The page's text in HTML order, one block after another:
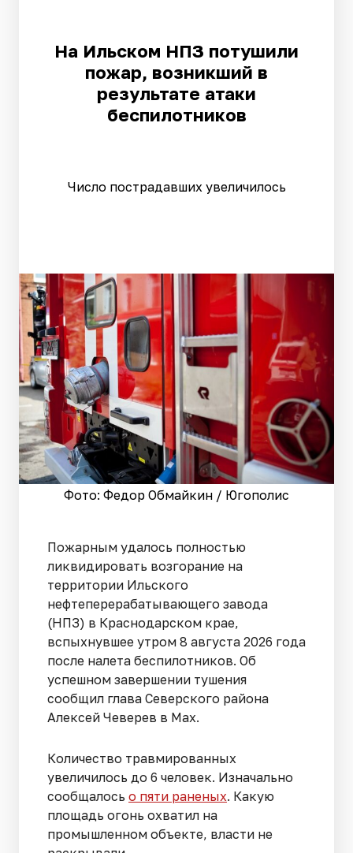
На Ильском НПЗ потушили
пожар, возникший в
результате атаки
беспилотников
Число пострадавших увеличилось
Фото: Федор Обмайкин / Югополис
Пожарным удалось полностью
ликвидировать возгорание на
территории Ильского
нефтеперерабатывающего завода
(НПЗ) в Краснодарском крае,
вспыхнувшее утром 8 августа 2026 года
после налета беспилотников. Об
успешном завершении тушения
сообщил глава Северского района
Алексей Чеверев в Max.
Количество травмированных
увеличилось до 6 человек. Изначально
сообщалось о пяти раненых. Какую
площадь огонь охватил на
промышленном объекте, власти не